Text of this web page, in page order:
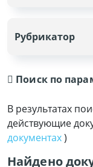
Поиск по
В результатах
действующие
документах)
Найдено
Рубрикатор